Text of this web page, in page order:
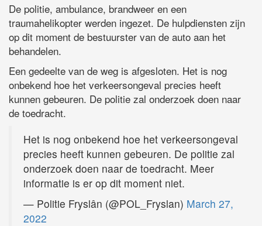
De politie, ambulance, brandweer en een
traumahelikopter werden ingezet. De hulpdiensten zijn
op dit moment de bestuurster van de auto aan het
behandelen.
Een gedeelte van de weg is afgesloten. Het is nog
onbekend hoe het verkeersongeval precies heeft
kunnen gebeuren. De politie zal onderzoek doen naar
de toedracht.
Het is nog onbekend hoe het verkeersongeval
precies heeft kunnen gebeuren. De politie zal
onderzoek doen naar de toedracht. Meer
informatie is er op dit moment niet.
— Politie Fryslân (@POL_Fryslan) March 27,
2022